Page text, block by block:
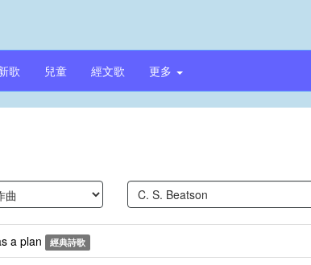
歌 兒童 經文歌 更多
a plan 經典詩歌